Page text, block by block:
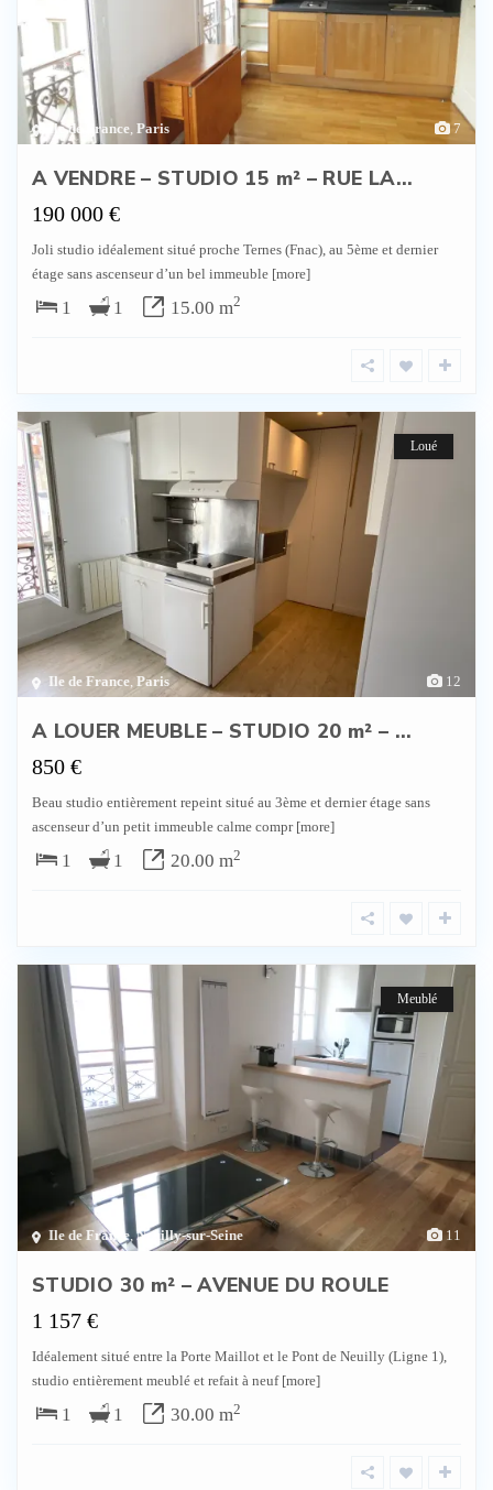
7
Ile de France Paris
A VENDRE – STUDIO 15 m² – RUE LA...
190 000 €
Joli studio idéalement situé proche Ternes (Fnac), au 5ème et dernier
étage sans ascenseur d’un bel immeuble [more]
1 1 15.00 m2
12
Ile de France, Paris
Loué
A LOUER MEUBLE – STUDIO 20 m² – ...
850 €
Beau studio entièrement repeint situé au 3ème et dernier étage sans
ascenseur d’un petit immeuble calme compr [more]
1 1 20.00 m2
11
Ile de France,Neuilly-sur-Seine
Meublé
STUDIO 30 m² – AVENUE DU ROULE
1 157 €
Idéalement situé entre la Porte Maillot et le Pont de Neuilly (Ligne 1),
studio entièrement meublé et refait à neuf [more]
1 1 30.00 m2